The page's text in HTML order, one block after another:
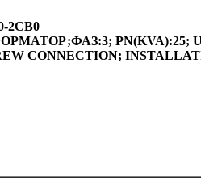
2CB0
PN(KVA):25;
CONNECTION;